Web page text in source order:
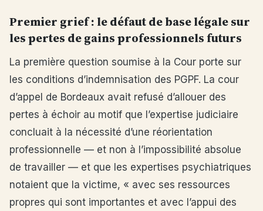
Premier grief : le défaut de base légale sur
les pertes de gains professionnels futurs
La première question soumise à la Cour porte sur
les conditions d’indemnisation des PGPF. La cour
d’appel de Bordeaux avait refusé d’allouer des
pertes à échoir au motif que l’expertise judiciaire
concluait à la nécessité d’une réorientation
professionnelle — et non à l’impossibilité absolue
de travailler — et que les expertises psychiatriques
notaient que la victime, « avec ses ressources
propres qui sont importantes et avec l’appui des